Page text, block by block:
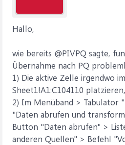
Hallo,
wie bereits @PIVPQ sagte,
Übernahme nach PQ
1) Die aktive Zelle irgendwo
Sheet1!A1:C104110
2) Im Menüband > Tabulator
"Daten abrufen und
Button "Daten abrufen" >
anderen Quellen" > Befehl